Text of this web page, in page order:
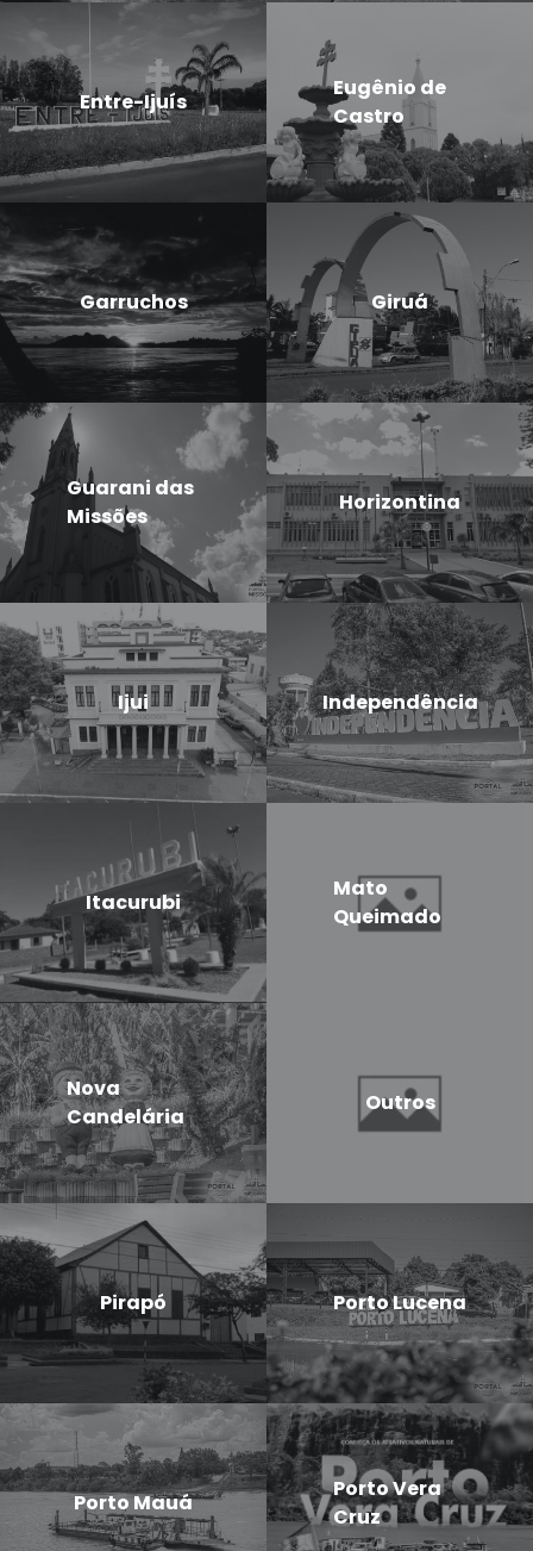
Entre-Ijuís
Eugênio de
Castro
Garruchos Giruá
Guarani das
Missões
Horizontina
Ijui Independência
Itacurubi
Mato
Queimado
Nova
Candelária
Outros
Pirapó Porto Lucena
Porto Mauá
Porto Vera
Cruz